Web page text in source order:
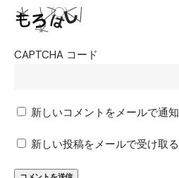
CAPTCHA コード
新しいコメントをメールで通知
新しい投稿をメールで受け取る